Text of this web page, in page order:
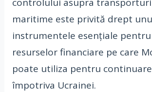
maritime este privită drept
instrumentele esențiale
resurselor financiare pe care
poate utiliza pentru
împotriva Ucrainei.